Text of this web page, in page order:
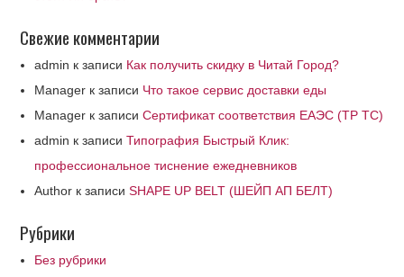
Свежие комментарии
admin к записи Как получить скидку в Читай Город?
Manager к записи Что такое сервис доставки еды
Manager к записиСертификат соответствия ЕАЭС (ТР ТС)
admin к записиТипография Быстрый Клик:
профессиональное тиснение ежедневников
Author к записиSHAPE UP BELT (ШЕЙП АП БЕЛТ)
Рубрики
Без рубрики